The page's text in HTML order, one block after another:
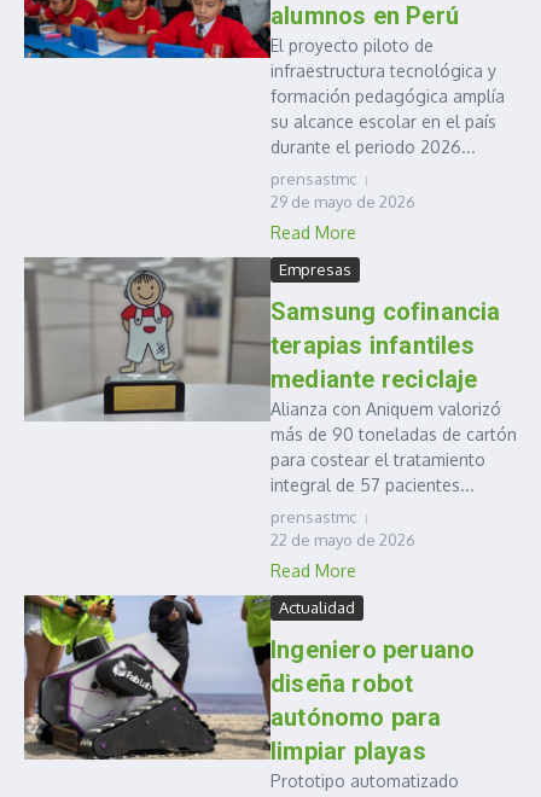
alumnos en Perú
El proyecto piloto de
infraestructura tecnológica y
formación pedagógica amplía
su alcance escolar en el país
durante el periodo 2026...
prensastmc
29 de mayo de 2026
Read More
Empresas
Samsung cofinancia
terapias infantiles
mediante reciclaje
Alianza con Aniquem valorizó
más de 90 toneladas de cartón
para costear el tratamiento
integral de 57 pacientes...
prensastmc
22 de mayo de 2026
Read More
Actualidad
Ingeniero peruano
diseña robot
autónomo para
limpiar playas
Prototipo automatizado